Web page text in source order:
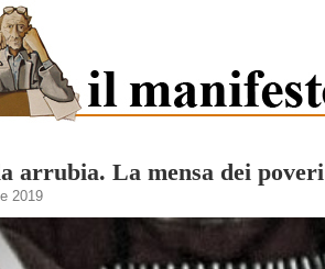
arrubia. La mensa dei
2019